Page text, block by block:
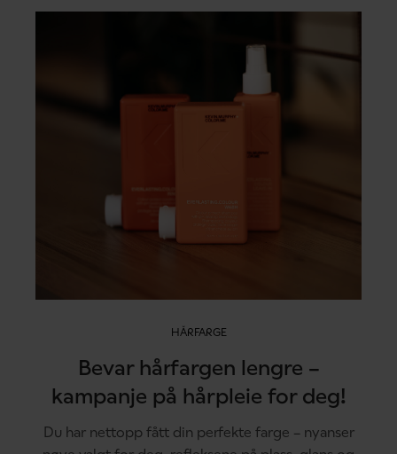
HÅRFARGE
Bevar hårfargen lengre –
kampanje på hårpleie for deg!
Du har nettopp fått din perfekte farge – nyanser